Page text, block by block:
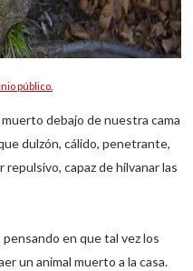
público.
debajo de nuestra cama
dulzón, cálido, penetrante,
capaz de hilvanar las
en que tal vez los
un animal muerto a la casa.